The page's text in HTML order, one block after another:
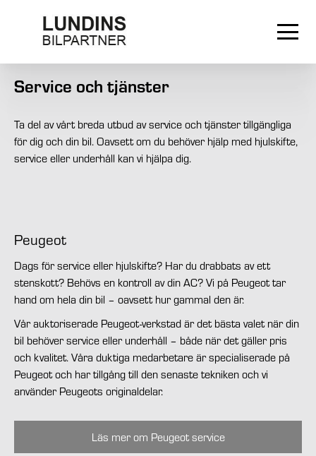
Service och tjänster
Ta del av vårt breda utbud av service och tjänster tillgängliga
för dig och din bil. Oavsett om du behöver hjälp med hjulskifte,
service eller underhåll kan vi hjälpa dig.
Peugeot
Dags för service eller hjulskifte? Har du drabbats av ett
stenskott? Behövs en kontroll av din AC? Vi på Peugeot tar
hand om hela din bil – oavsett hur gammal den är.
Vår auktoriserade Peugeot-verkstad är det bästa valet när din
bil behöver service eller underhåll – både när det gäller pris
och kvalitet. Våra duktiga medarbetare är specialiserade på
Peugeot och har tillgång till den senaste tekniken och vi
använder Peugeots originaldelar.
Läs mer om Peugeot service